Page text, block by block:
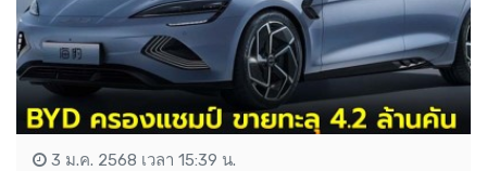
3 ม.ค. 2568 เวลา 15:39 น.